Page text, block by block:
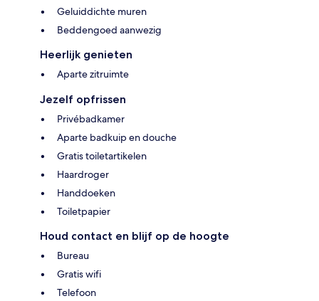
Geluiddichte muren
Beddengoed aanwezig
Heerlijk genieten
Aparte zitruimte
Jezelf opfrissen
Privébadkamer
Aparte badkuip en douche
Gratis toiletartikelen
Haardroger
Handdoeken
Toiletpapier
Houd contact en blijf op de hoogte
Bureau
Gratis wifi
Telefoon